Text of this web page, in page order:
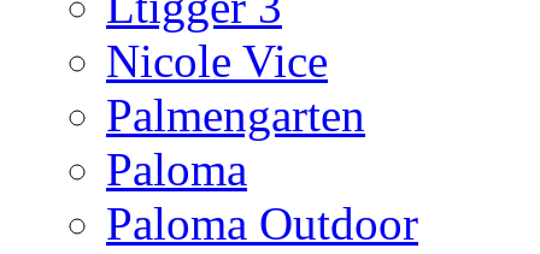
Nicole Vice
Palmengarten
Paloma
Paloma Outdoor